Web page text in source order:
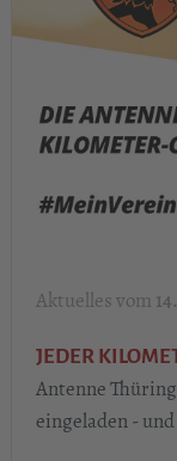
JEDER
Antenne
eingeladen -